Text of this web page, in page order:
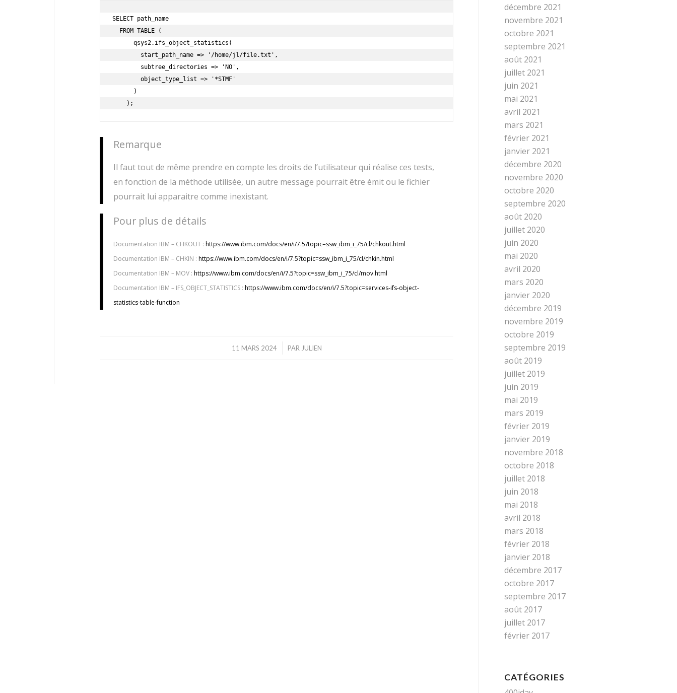
SELECT path_name
    );
Remarque
Il faut tout de même prendre en compte les droits de l’utilisateur qui réalise ces tests,
en fonction de la méthode utilisée, un autre message pourrait être émit ou le fichier
pourrait lui apparaitre comme inexistant.
Pour plus de détails
Documentation IBM – CHKOUT : https://www.ibm.com/docs/en/i/7.5?topic=ssw_ibm_i_75/cl/chkout.html
Documentation IBM – CHKIN : https://www.ibm.com/docs/en/i/7.5?topic=ssw_ibm_i_75/cl/chkin.html
Documentation IBM – MOV : https://www.ibm.com/docs/en/i/7.5?topic=ssw_ibm_i_75/cl/mov.html
Documentation IBM – IFS_OBJECT_STATISTICS : https://www.ibm.com/docs/en/i/7.5?topic=services-ifs-object-
statistics-table-function
11 MARS 2024
/ PAR JULIEN
décembre 2021
novembre 2021
octobre 2021
septembre 2021
août 2021
juillet 2021
juin 2021
mai 2021
avril 2021
mars 2021
février 2021
janvier 2021
décembre 2020
novembre 2020
octobre 2020
septembre 2020
août 2020
juillet 2020
juin 2020
mai 2020
avril 2020
mars 2020
janvier 2020
décembre 2019
novembre 2019
octobre 2019
septembre 2019
août 2019
juillet 2019
juin 2019
mai 2019
mars 2019
février 2019
janvier 2019
novembre 2018
octobre 2018
juillet 2018
juin 2018
mai 2018
avril 2018
mars 2018
février 2018
janvier 2018
décembre 2017
octobre 2017
septembre 2017
août 2017
juillet 2017
février 2017
CATÉGORIES